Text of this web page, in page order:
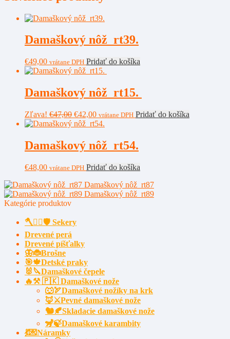
Damaškový nôž rt39.
€49,00 vrátane DPH Pridať do košíka
Damaškový nôž rt15.
Zľava! €47,00 Pôvodná
cena
€47,00.
€42,00Aktuálna
cena
€42,00.
vrátane DPH Pridať do košíka
Damaškový nôž rt54.
€48,00 vrátane DPH Pridať do košíka
Damaškový nôž rt87
Damaškový nôž rt89
Kategórie produktov
🪓🧔‍♂️🛡️ Sekery
Drevené perá
Drevené píšťalky
🦋🐞Brošne
🎯🍁Detské praky
🐰🔪Damaškové čepele
🔥⚒️ 🇵🇰 Damaškové nože
🐺🏹Damaškové nožíky na krk
🦊⚔️Pevné damaškové nože
🐿️🍂Skladacie damaškové nože
🦨🍃Damaškové karambity
💃💌Náramky